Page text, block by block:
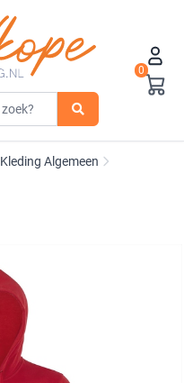
0
Kleding Algemeen